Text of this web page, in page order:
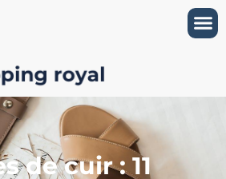
de cuir : 11